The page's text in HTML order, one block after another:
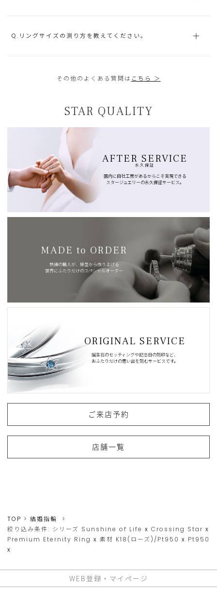
Q.リングサイズの測り方を教えてください。
その他のよくある質問は こちら ＞
STAR QUALITY
AFTER SERVICE
永久保証
国内に自社工房があるからこそ実現できる
スタージュエリーの永久保証サービス。
MADE to ORDER
熟練の職人が、原型から作り上げる
世界にふたりだけのスペシャルオーダー
ORIGINAL SERVICE
誕生石のセッティングや記念日の刻印など、
おふたりだけの思い出を刻むサービスです。
ご来店予約
店舗一覧
TOP
結婚指輪
絞り込み条件: シリーズ Sunshine of Life x Crossing Star x
Premium Eternity Ring x 素材 K18(ローズ)/Pt950 x Pt950
x
WEB登録・マイページ